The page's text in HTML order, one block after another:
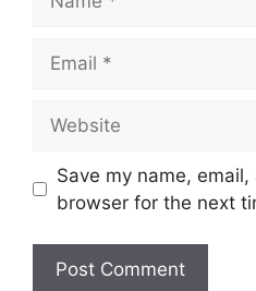
Save my name,
browser for the next